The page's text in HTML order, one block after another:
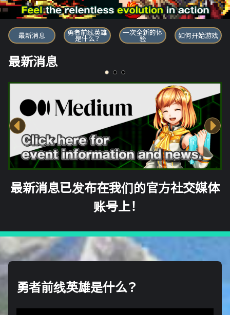
勇者前线英雄
最新消息 勇者前线英雄
是什么？
一次全新的体
验 如何开始游戏
最新消息
最新消息已发布在我们的官方社交媒体
账号上！
勇者前线英雄是什么？